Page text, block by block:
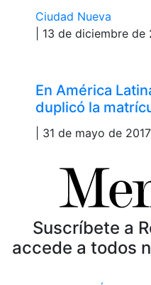
Ciudad Nueva
| 13 de diciembre de
En América
duplicó la
| 31 de mayo de 2017
Suscríbete a
accede a todos